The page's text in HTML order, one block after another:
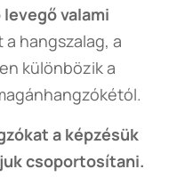
valami
a hangszalag, a
különbözik a
a képzésük
csoportosítani.